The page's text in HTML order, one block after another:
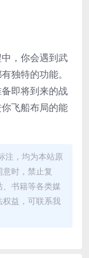
，你会遇到武
独特的功能。
即将到来的战
飞船布局的能
注，均为本站原
时，禁止复
书籍等各类媒
益，可联系我